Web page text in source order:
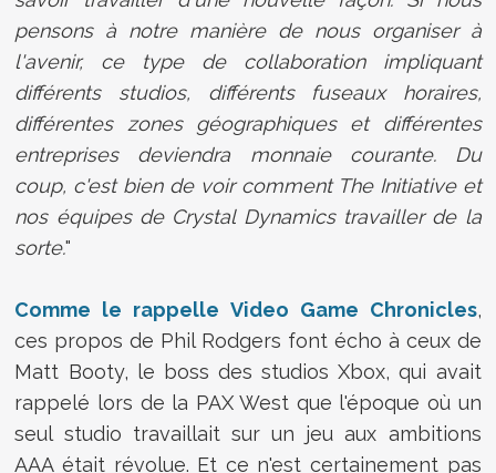
pensons à notre manière de nous organiser à
l'avenir, ce type de collaboration impliquant
différents studios, différents fuseaux horaires,
différentes zones géographiques et différentes
entreprises deviendra monnaie courante. Du
coup, c'est bien de voir comment The Initiative et
nos équipes de Crystal Dynamics travailler de la
sorte."
Comme le rappelle Video Game Chronicles,
ces propos de Phil Rodgers font écho à ceux de
Matt Booty, le boss des studios Xbox, qui avait
rappelé lors de la PAX West que l'époque où un
seul studio travaillait sur un jeu aux ambitions
AAA était révolue. Et ce n'est certainement pas